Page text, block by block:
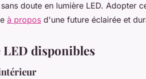
doute en lumière LED. Adopter
à propos d'une future éclairée et
LED disponibles